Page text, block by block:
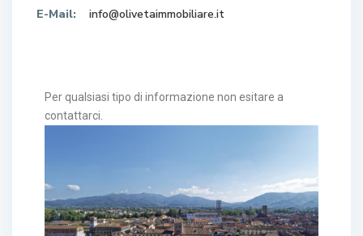
E-Mail:
info@olivetaimmobiliare.it
Per qualsiasi tipo di informazione non esitare a
contattarci.